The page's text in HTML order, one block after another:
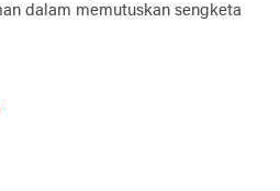
dalam memutuskan sengketa